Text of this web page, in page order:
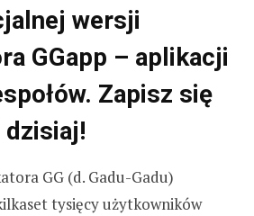
wersji
GGapp – aplikacji
Zapisz się
GG (d. Gadu-Gadu)
tysięcy użytkowników